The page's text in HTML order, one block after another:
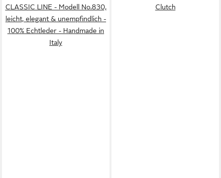
CLASSIC LINE - Modell No.830,
leicht, elegant & unempfindlich -
100% Echtleder - Handmade in
Italy
Clutch